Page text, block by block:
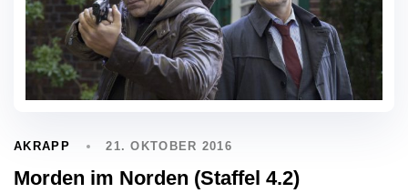
AKRAPP 21. OKTOBER 2016
Morden im Norden (Staffel 4.2)